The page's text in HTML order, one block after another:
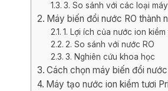
3. So sánh với các loại
Máy biến đổi nước RO thành
1. Lợi ích của nước ion kiềm
2. So sánh với nước RO
3. Nghiên cứu khoa học
Cách chọn máy biến đổi
Máy tạo nước ion kiềm tươi